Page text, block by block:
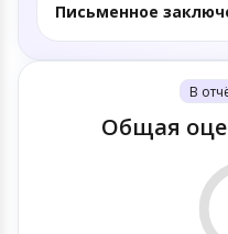
Письменное
В
Общая